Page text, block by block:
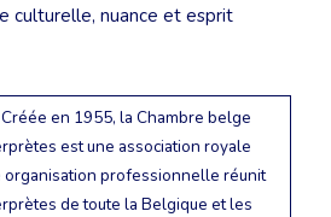
culturelle, nuance et esprit
Créée en 1955, la Chambre belge
est une association royale
organisation professionnelle réunit
de toute la Belgique et les